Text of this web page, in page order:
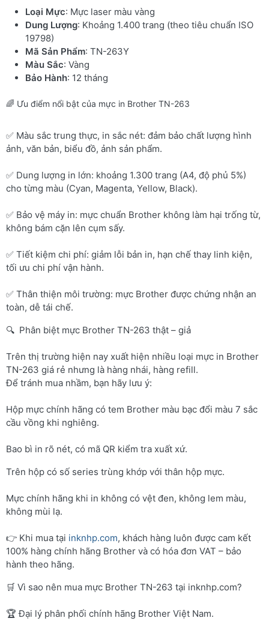
Loại Mực: Mực laser màu vàng
Dung Lượng: Khoảng 1.400 trang (theo tiêu chuẩn ISO
19798)
Mã Sản Phẩm: TN-263Y
Màu Sắc: Vàng
Bảo Hành: 12 tháng
🌈 Ưu điểm nổi bật của mực in Brother TN-263
✅ Màu sắc trung thực, in sắc nét: đảm bảo chất lượng hình
ảnh, văn bản, biểu đồ, ảnh sản phẩm.
✅ Dung lượng in lớn: khoảng 1.300 trang (A4, độ phủ 5%)
cho từng màu (Cyan, Magenta, Yellow, Black).
✅ Bảo vệ máy in: mực chuẩn Brother không làm hại trống từ,
không bám cặn lên cụm sấy.
✅ Tiết kiệm chi phí: giảm lỗi bản in, hạn chế thay linh kiện,
tối ưu chi phí vận hành.
✅ Thân thiện môi trường: mực Brother được chứng nhận an
toàn, dễ tái chế.
🔍 Phân biệt mực Brother TN-263 thật – giả
Trên thị trường hiện nay xuất hiện nhiều loại mực in Brother
TN-263 giá rẻ nhưng là hàng nhái, hàng refill.
Để tránh mua nhầm, bạn hãy lưu ý:
Hộp mực chính hãng có tem Brother màu bạc đổi màu 7 sắc
cầu vồng khi nghiêng.
Bao bì in rõ nét, có mã QR kiểm tra xuất xứ.
Trên hộp có số series trùng khớp với thân hộp mực.
Mực chính hãng khi in không có vệt đen, không lem màu,
không mùi lạ.
👉 Khi mua tại inknhp.com, khách hàng luôn được cam kết
100% hàng chính hãng Brother và có hóa đơn VAT – bảo
hành theo hãng.
🛒 Vì sao nên mua mực Brother TN-263 tại inknhp.com?
🏆 Đại lý phân phối chính hãng Brother Việt Nam.